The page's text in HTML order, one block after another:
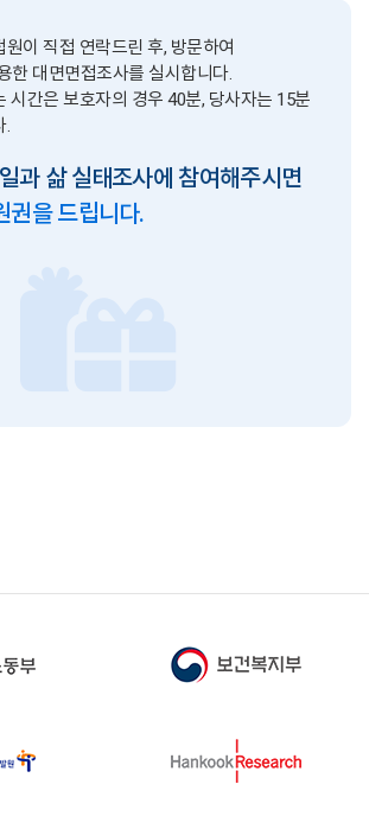
이 직접 연락드린 후, 방문하여
한 대면면접조사를 실시합니다.
시간은 보호자의 경우 40분, 당사자는 15분
.
과 삶 실태조사에 참여해주시면
권을 드립니다.